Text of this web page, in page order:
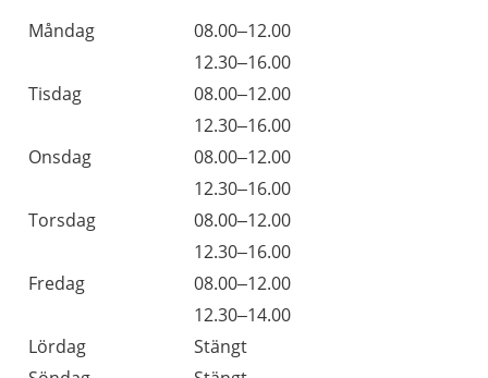
Dag
Öppettider
Kommentarer
Måndag
08.00–12.00
12.30–16.00
Tisdag
08.00–12.00
12.30–16.00
Onsdag
08.00–12.00
12.30–16.00
Torsdag
08.00–12.00
12.30–16.00
Fredag
08.00–12.00
12.30–14.00
Lördag
Stängt